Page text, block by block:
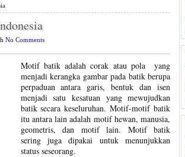
No Comments
Motif batik adalah corak atau pola yang
menjadi kerangka gambar pada batik berupa
perpaduan antara garis, bentuk dan isen
menjadi satu kesatuan yang mewujudkan
batik secara keseluruhan. Motif-motif batik
itu antara lain adalah motif hewan, manusia,
geometris, dan motif lain. Motif batik
sering juga dipakai untuk menunjukkan
status seseorang.